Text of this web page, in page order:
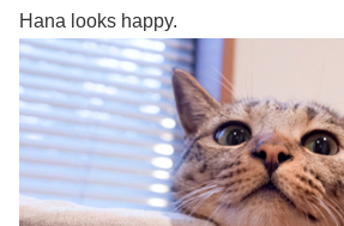
Hana looks happy.